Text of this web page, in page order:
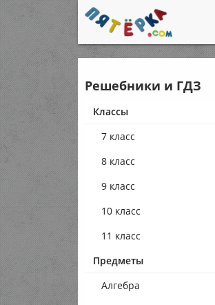
Решебники и ГДЗ
Классы
7 класс
8 класс
9 класс
10 класс
11 класс
Предметы
Алгебра